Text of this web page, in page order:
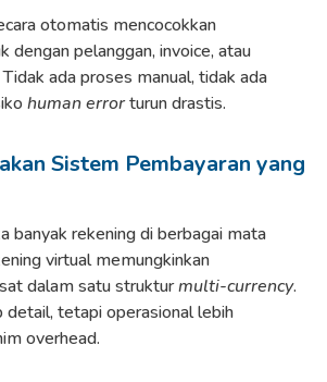
otomatis mencocokkan
dengan pelanggan, invoice, atau
ada proses manual, tidak ada
human errorturun drastis.
Sistem Pembayaran yang
banyak rekening di berbagai mata
virtual memungkinkan
dalam satu strukturmulti-currency.
detail, tetapi operasional lebih
overhead.